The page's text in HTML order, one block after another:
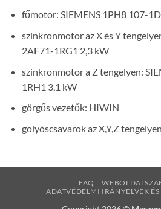
főmotor: SIEMENS 1PH8 107-
szinkronmotor az X és Y
2AF71-1RG1 2,3 kW
szinkronmotor a Z tengelyen:
1RH1 3,1 kW
görgős vezetők: HIWIN
golyóscsavarok az X,Y,Z
FAQ
ADATVÉDELMI IRÁNYELVEK